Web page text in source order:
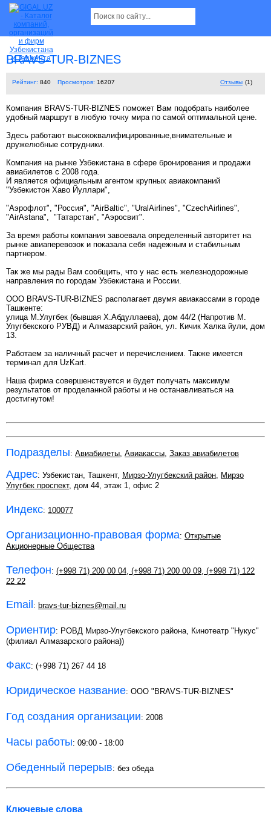
BRAVS-TUR-BIZNES
Рейтинг: 840 Просмотров: 16207 Отзывы (1)
Компания BRAVS-TUR-BIZNES поможет Вам подобрать наиболее
удобный маршрут в любую точку мира по самой оптимальной цене.
Здесь работают высококвалифицированные,внимательные и
дружелюбные сотрудники.
Компания на рынке Узбекистана в сфере бронирования и продажи
авиабилетов с 2008 года.
И является официальным агентом крупных авиакомпаний
"Узбекистон Хаво Йуллари",
"Аэрофлот", "Россия", "AirBaltic", "UralAirlines", "CzechAirlines",
"AirAstana", "Татарстан", "Аэросвит".
За время работы компания завоевала определенный авторитет на
рынке авиаперевозок и показала себя надежным и стабильным
партнером.
Так же мы рады Вам сообщить, что у нас есть железнодорожные
направления по городам Узбекистана и России.
OOO BRAVS-TUR-BIZNES располагает двумя авиакассами в городе
Ташкенте:
улица М.Улугбек (бывшая Х.Абдуллаева), дом 44/2 (Напротив М.
Улугбекского РУВД) и Алмазарский район, ул. Кичик Халка йули, дом
13.
Pаботаем за наличный расчет и перечислением. Также имеется
терминал для UzKart.
Наша фирма совершенствуется и будет получать максимум
результатов от проделанной работы и не останавливаться на
достигнутом!
Подразделы: Авиабилеты, Авиакассы, Заказ авиабилетов
Адрес: Узбекистан, Ташкент, Мирзо-Улугбекский район, Мирзо
Улугбек проспект, дом 44, этаж 1, офис 2
Индекс: 100077
Организационно-правовая форма: Открытые
Акционерные Общества
Телефон: (+998 71) 200 00 04 (+998 71) 200 00 09 (+998 71) 122
22 22
Email : bravs-tur-biznes@mail.ru
Ориентир: РОВД Мирзо-Улугбекского района, Кинотеатр "Нукус"
(филиал Алмазарского района))
Факс: (+998 71) 267 44 18
Юридическое название: ООО "BRAVS-TUR-BIZNES"
Год создания организации: 2008
Часы работы: 09:00 - 18:00
Обеденный перерыв: без обеда
Ключевые слова